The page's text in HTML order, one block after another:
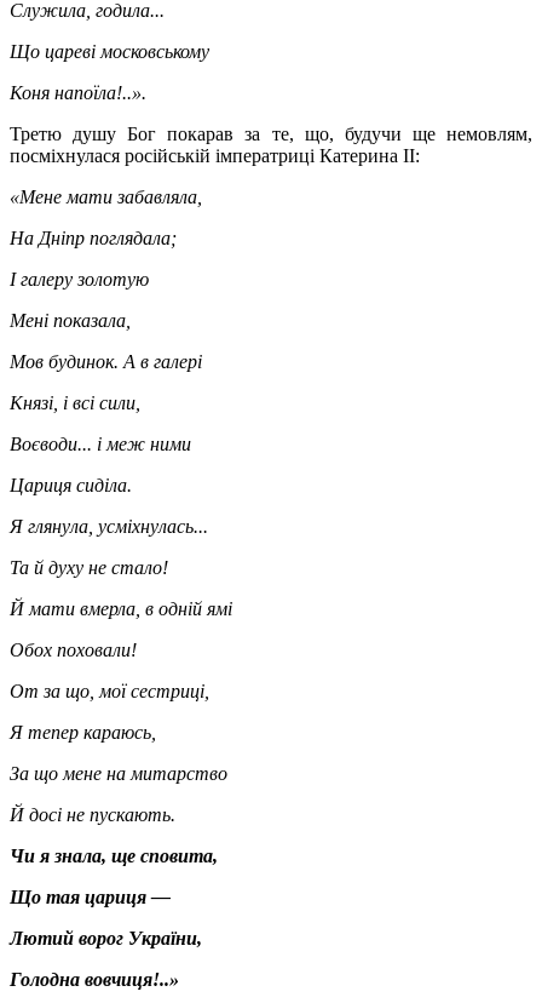
Служила, годила...
Що цареві московському
Коня напоїла!..».
Третю душу Бог покарав за те, що, будучи ще немовлям,
посміхнулася російській імператриці Катерина II:
«Мене мати забавляла,
На Дніпр поглядала;
І галеру золотую
Мені показала,
Мов будинок. А в галері
Князі, і всі сили,
Воєводи... і меж ними
Цариця сиділа.
Я глянула, усміхнулась...
Та й духу не стало!
Й мати вмерла, в одній ямі
Обох поховали!
От за що, мої сестриці,
Я тепер караюсь,
За що мене на митарство
Й досі не пускають.
Чи я знала, ще сповита,
Що тая цариця —
Лютий ворог України,
Голодна вовчиця!..»